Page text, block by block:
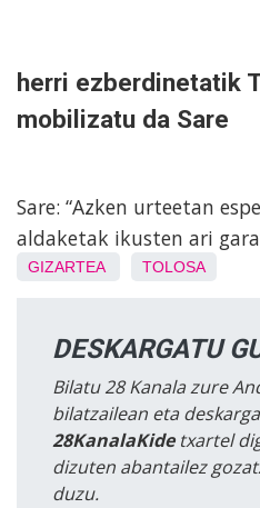
herri ezberdinetatik
mobilizatu da Sare
Sare: “Azken urteetan
aldaketak ikusten ari
GIZARTEA TOLOSA
DESKARGATU
Bilatu 28 Kanala zure
bilatzailean eta
28KanalaKidetxartel
dizuten abantailez
duzu.